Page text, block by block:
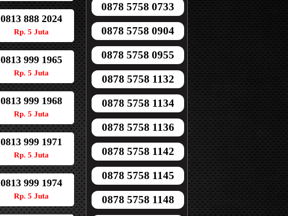
0813 888 2024
Rp. 5 Juta
0813 999 1965
Rp. 5 Juta
0813 999 1968
Rp. 5 Juta
0813 999 1971
Rp. 5 Juta
0813 999 1974
Rp. 5 Juta
0878 5758 0733
0878 5758 0904
0878 5758 0955
0878 5758 1132
0878 5758 1134
0878 5758 1136
0878 5758 1142
0878 5758 1145
0878 5758 1148